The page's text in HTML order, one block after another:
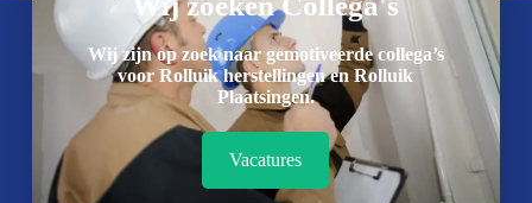
Wij zijn op zoek naar gemotiveerde collega’s
voor Rolluik herstellingen en Rolluik
Plaatsingen.
Vacatures